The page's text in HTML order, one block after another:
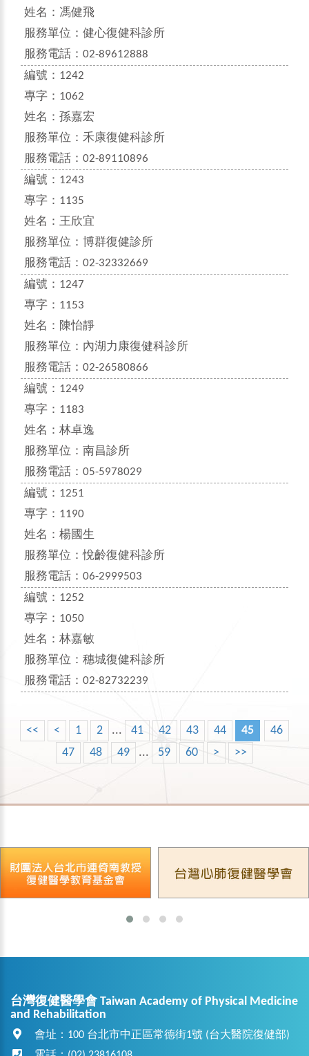
姓名： 馮健飛
服務單位： 健心復健科診所
服務電話： 02-89612888
編號： 1242
專字： 1062
姓名： 孫嘉宏
服務單位： 禾康復健科診所
服務電話： 02-89110896
編號： 1243
專字： 1135
姓名： 王欣宜
服務單位： 博群復健診所
服務電話： 02-32332669
編號： 1247
專字： 1153
姓名： 陳怡靜
服務單位： 內湖力康復健科診所
服務電話： 02-26580866
編號： 1249
專字： 1183
姓名： 林卓逸
服務單位： 南昌診所
服務電話： 05-5978029
編號： 1251
專字： 1190
姓名： 楊國生
服務單位：悅齡復健科診所
服務電話： 06-2999503
編號： 1252
專字： 1050
姓名： 林嘉敏
服務單位： 穗城復健科診所
服務電話： 02-82732239
<< < 1 2 ... 41 42 43 44 45
46
47
48 49 ... 59 60 > >>
台灣復健醫學會 Taiwan Academy of Physical Medicine
and Rehabilitation
會址：100 台北市中正區常德街1號 (台大醫院復健部)